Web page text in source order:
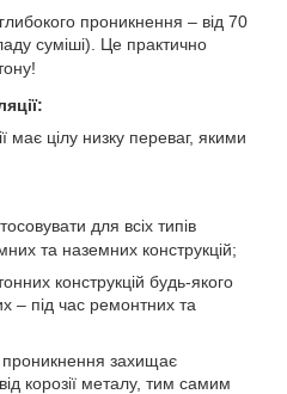
проникнення – від 70
суміші).
Це практично
:
має цілу низку переваг, якими
для всіх типів
та наземних конструкцій;
конструкцій будь-якого
– під час ремонтних та
проникнення захищає
від корозії металу, тим самим